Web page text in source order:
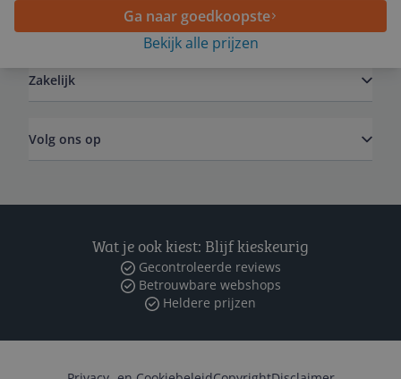
Ga naar goedkoopste
Bekijk alle prijzen
Zakelijk
Volg ons op
Wat je ook kiest: Blijf kieskeurig
Gecontroleerde reviews
Betrouwbare webshops
Heldere prijzen